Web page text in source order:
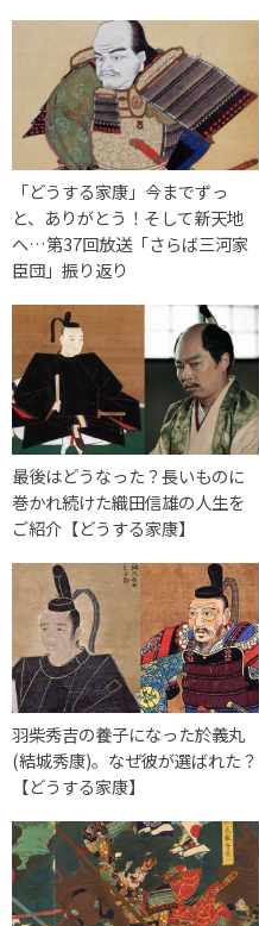
「どうする家康」今までずっ
と、ありがとう！そして新天地
へ…第37回放送「さらば三河家
臣団」振り返り
最後はどうなった？長いものに
巻かれ続けた織田信雄の人生を
ご紹介【どうする家康】
羽柴秀吉の養子になった於義丸
(結城秀康)。なぜ彼が選ばれた？
【どうする家康】